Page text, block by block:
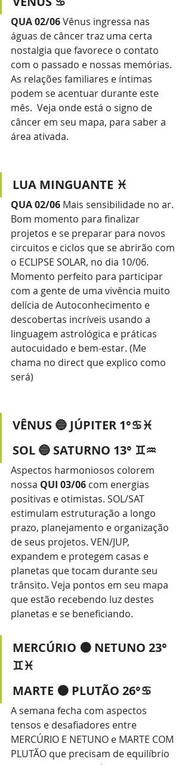
QUA 02/06 Vênus ingressa nas
águas de câncer traz uma certa
nostalgia que favorece o contato
com o passado e nossas memórias.
As relações familiares e íntimas
podem se acentuar durante este
mês.  Veja onde está o signo de
câncer em seu mapa, para saber a
área ativada.
LUA MINGUANTE ♓
QUA 02/06 Mais sensibilidade no ar.
Bom momento para finalizar
projetos e se preparar para novos
circuitos e ciclos que se abrirão com
o ECLIPSE SOLAR, no dia 10/06.
Momento perfeito para participar
com a gente de uma vivência muito
delícia de Autoconhecimento e
descobertas incríveis usando a
linguagem astrológica e práticas
autocuidado e bem-estar. (Me
chama no direct que explico como
será)
VÊNUS 🔵 JÚPITER 1°♋♓
SOL 🔵 SATURNO 13° ♊♒
Aspectos harmoniosos colorem
nossa QUI 03/06 com energias
positivas e otimistas. SOL/SAT
estimulam estruturação a longo
prazo, planejamento e organização
de seus projetos. VEN/JUP,
expandem e protegem casas e
planetas que tocam durante seu
trânsito. Veja pontos em seu mapa
que estão recebendo luz destes
planetas e se beneficiando.
MERCÚRIO 🟠 NETUNO 23°
♊♓
MARTE 🟠 PLUTÃO 26°♋
A semana fecha com aspectos
tensos e desafiadores entre
MERCÚRIO E NETUNO e MARTE COM
PLUTÃO que precisam de equilíbrio